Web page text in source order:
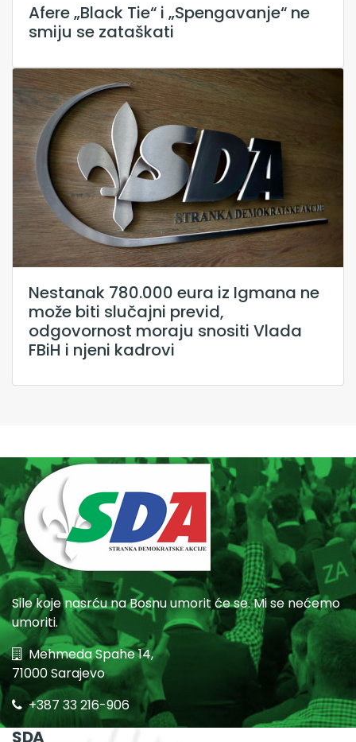
Afere „Black Tie“ i „Spengavanje“ ne
smiju se zataškati
Nestanak 780.000 eura iz Igmana ne
može biti slučajni previd,
odgovornost moraju snositi Vlada
FBiH i njeni kadrovi
Sile koje nasrću na Bosnu umorit će se. Mi se nećemo
umoriti.
Mehmeda Spahe 14,
71000 Sarajevo
+387 33 216-906
SDA